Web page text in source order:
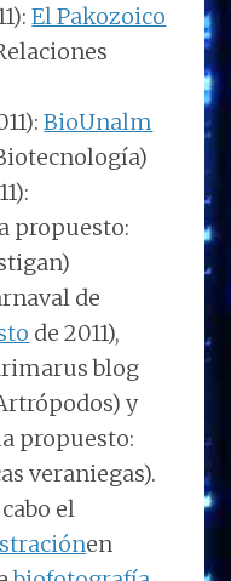
El Pakozoico
BioUnalm
propuesto:
de
de 2011),
blog
y
propuesto:
veraniegas).
el
en